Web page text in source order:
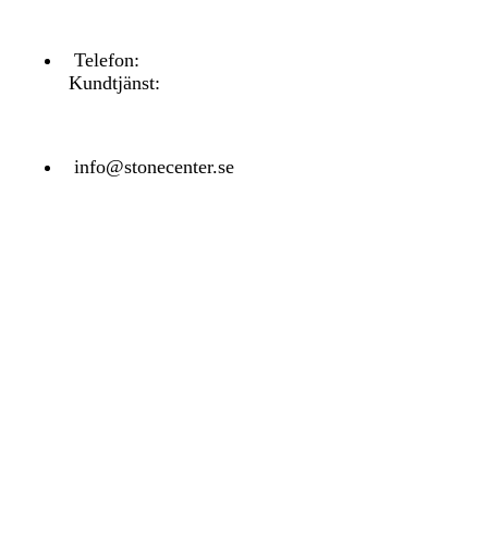
Telefon:
Kundtjänst:
info@stonecenter.se